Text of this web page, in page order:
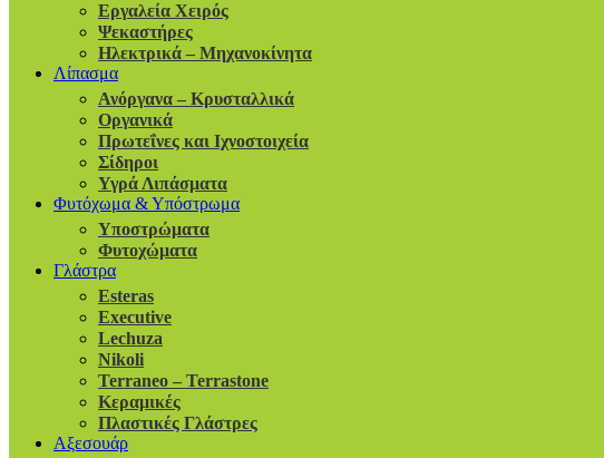
Εργαλεία Χειρός
Ψεκαστήρες
Ηλεκτρικά – Μηχανοκίνητα
Λίπασμα
Ανόργανα – Κρυσταλλικά
Οργανικά
Πρωτεΐνες και Ιχνοστοιχεία
Σίδηροι
Υγρά Λιπάσματα
Φυτόχωμα & Υπόστρωμα
Υποστρώματα
Φυτοχώματα
Γλάστρα
Esteras
Executive
Lechuza
Nikoli
Terraneo – Terrastone
Κεραμικές
Πλαστικές Γλάστρες
Αξεσουάρ